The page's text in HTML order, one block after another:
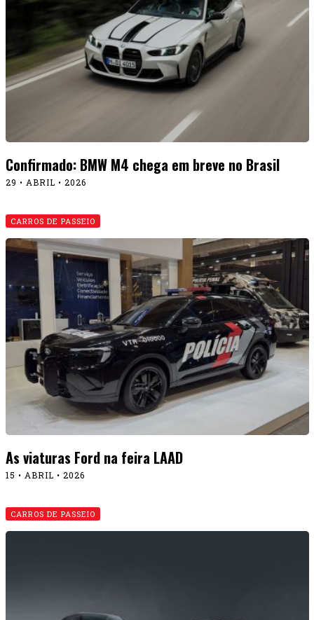
Confirmado: BMW M4 chega em breve no Brasil
29 • ABRIL • 2026
CARROS DE PASSEIO
As viaturas Ford na feira LAAD
15 • ABRIL • 2026
CARROS DE PASSEIO